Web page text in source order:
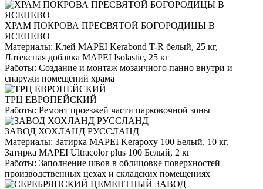
ХРАМ ПОКРОВА ПРЕСВЯТОЙ БОГОРОДИЦЫ В
ЯСЕНЕВО
Материалы: Клей MAPEI Kerabond T-R белый, 25 кг,
Латексная добавка MAPEI Isolastic, 25 кг
Работы: Создание и монтаж мозаичного панно внутри и
снаружи помещений храма
ТРЦ ЕВРОПЕЙСКИЙ
Работы: Ремонт проезжей части парковочной зоны
ЗАВОД ХОХЛАНД РУССЛАНД
Материалы: Затирка MAPEI Kerapoxy 100 Белый, 10 кг,
Затирка MAPEI Ultracolor plus 100 Белый, 2 кг
Работы: Заполнение швов в облицовке поверхностей
производственных цехах и складских помещениях